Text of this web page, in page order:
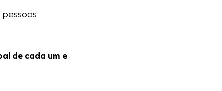
de cada um e